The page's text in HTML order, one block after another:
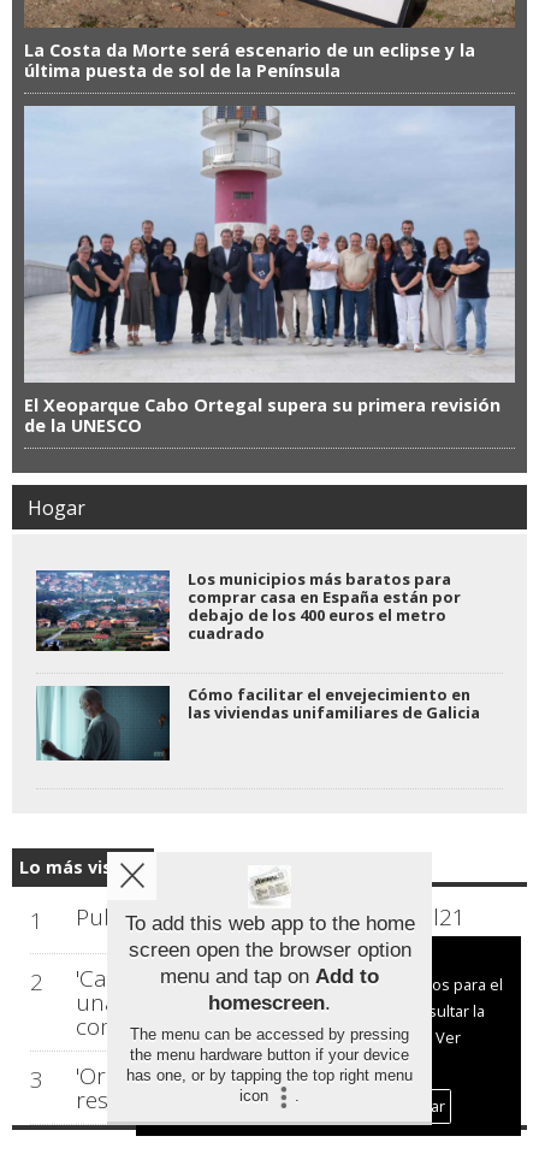
La Costa da Morte será escenario de un eclipse y la
última puesta de sol de la Península
El Xeoparque Cabo Ortegal supera su primera revisión
de la UNESCO
Hogar
Los municipios más baratos para
comprar casa en España están por
debajo de los 400 euros el metro
cuadrado
Cómo facilitar el envejecimiento en
las viviendas unifamiliares de Galicia
Lo más visto...
1 Publicamos número 219 de Xornal21
2 'Calma', de Carlos Rodríguez Lorenzo:
una mirada honesta y científica para
comprender la ansiedad
3
'Origen', un manual ancestral para
restaurar la salud
Aviso sobre el Uso de cookies:
Utilizamos cookies nuestras y de terceros para el
funcionamiento del digital. Puedes consultar la
lista de cookies y como desconectarlas.
Ver
nuestra Política de Privacidad y Cookies
Aceptar Cookies
Personalizar
To add this web app to the home
screen open the browser option
menu and tap on Add to
homescreen.
The menu can be accessed by pressing
the menu hardware button if your device
has one, or by tapping the top right menu
icon
.